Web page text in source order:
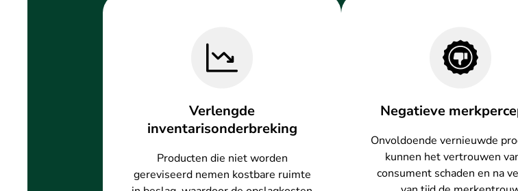
Verlengde
inventarisonderbreking
Producten die niet worden
gereviseerd nemen kostbare ruimte
Negatieve
Onvoldoende vernieuwde
kunnen het vertrouwen
consument schaden en na